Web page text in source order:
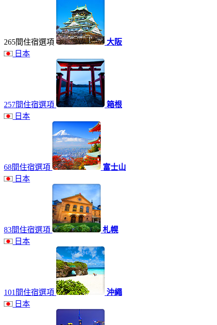
265間住宿選項
大阪
日本
257間住宿選項
箱根
日本
68間住宿選項
富士山
日本
83間住宿選項
札幌
日本
101間住宿選項
沖繩
日本